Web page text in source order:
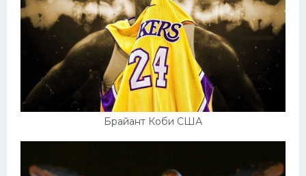
Брайант Коби США